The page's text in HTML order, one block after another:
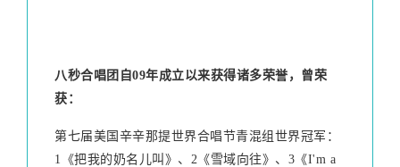
八秒合唱团自09年成立以来获得诸多荣誉，曾荣
获：
第七届美国辛辛那提世界合唱节青混组世界冠军：
1《把我的奶名儿叫》、2《雪域向往》、3《I'm a